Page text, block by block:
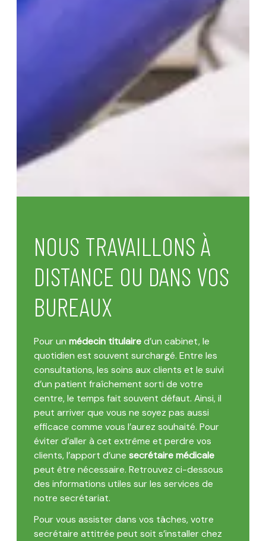
NOUS TRAVAILLONS À
DISTANCE OU DANS VOS
BUREAUX
Pour unmédecin titulaired’un cabinet, le
quotidien est souvent surchargé. Entre les
consultations, les soins aux clients et le suivi
d’un patient fraîchement sorti de votre
centre, le temps fait souvent défaut. Ainsi, il
peut arriver que vous ne soyez pas aussi
efficace comme vous l’aurez souhaité. Pour
éviter d’aller à cet extrême et perdre vos
clients, l’apport d’unesecrétaire médicale
peut être nécessaire. Retrouvez ci-dessous
des informations utiles sur les services de
notre secrétariat.
Pour vous assister dans vos tâches, votre
secrétaire attitrée peut soit s’installer chez